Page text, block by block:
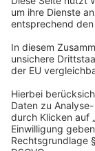
Unternehmen